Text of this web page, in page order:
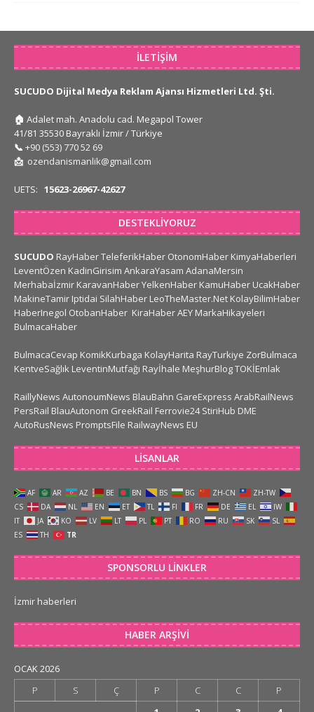
İLETIŞIM
SUCUDO Dijital Medya Reklam Ajansı Hizmetleri Ltd. Şti.
🏠 Adalet mah. Anadolu cad. Megapol Tower
41/81 35530 Bayraklı İzmir / Türkiye
📞 +90 (553) 770 52 69
📩 ozendanismanlik@gmail.com
UETS: 15623-26967-42627
DESTEKLIYORUZ
SUCUDO RayHaberTeleferikHaber OtonomHaber KimyaHaberleri
LeventÖzen KadinGirisim AnkaraYasam AdanaMersin
Merhabaİzmir KaravanHaberYelkenHaber KamuHaber UcakHaber
MakineTamir Iptidai SilahHaber LeoTheMaster.Net KolayBilimHaber
HaberInegol OtobanHaber KiraHaberAEY MarkaHikayeleri
BulmacaHaber
BulmacaCevap KomikKurbaga KolayHarita RayTurkiye ZorBulmaca
KentveSağlık LeventinMutfağı Rayİhale MeşhurBlogTOKİEmlak
RaillyNews AutonoumNews BlauBahn GareExpress ArabRailNews
PersRail BlauAutonom GreekRail Ferrovie24 StiriHub DME
AutoRusNews PromptsFile RailwayNews EU
LISANLAR
AF AR AZ BE BN BS BG ZH-CN
ZH-TW
CS
DA NL EN ET TL FI FR DE EL
IW
IT
JA KO LV LT PL PT RO RU SK
SL
ES
TH TR
SPONSORLU LINKLER
İzmir haberleri
HABER ARŞIVI
OCAK 2026
P
S Ç P C C
P